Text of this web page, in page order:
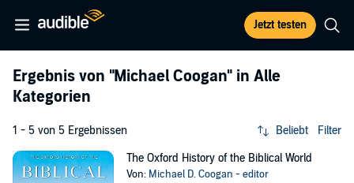
Jetzt testen
Ergebnis von "Michael Coogan" in Alle
Kategorien
1 - 5 von 5 Ergebnissen Beliebt Filter
The Oxford History of the Biblical World
Von: Michael D. Coogan - editor